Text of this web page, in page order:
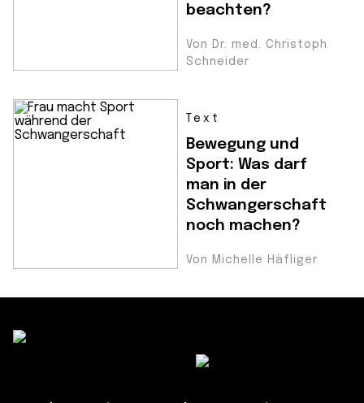
beachten?
Von Dr. med. Christoph
Schneider
Text
Bewegung und
Sport: Was darf
man in der
Schwangerschaft
noch machen?
Von Michelle Häfliger